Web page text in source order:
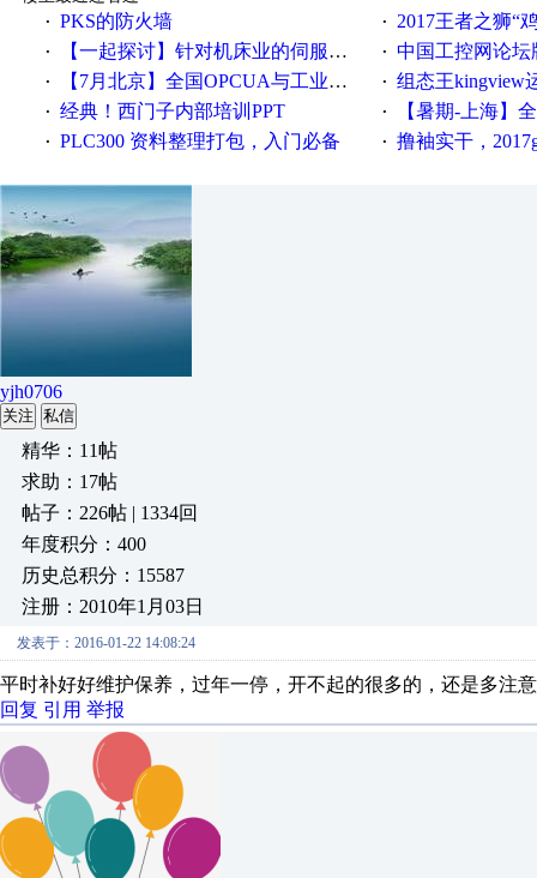
· PKS的防火墙 · 2017王者之狮“鸡”情签到
· 【一起探讨】针对机床业的伺服系统发展，您的期望是什么？ · 中国工控网论坛版
· 【7月北京】全国OPCUA与工业互联技术培训班通知！ · 组态王kingview
· 经典！西门子内部培训PPT · 【暑期-上海】全国工业
· PLC300 资料整理打包，入门必备 · 撸袖实干，2017gongkong®第
yjh0706
关注 私信
精华：11帖
求助：17帖
帖子：226帖 | 1334回
年度积分：400
历史总积分：15587
注册：2010年1月03日
发表于：2016-01-22 14:08:24
平时补好好维护保养，过年一停，开不起的很多的，还是多注
回复 引用 举报